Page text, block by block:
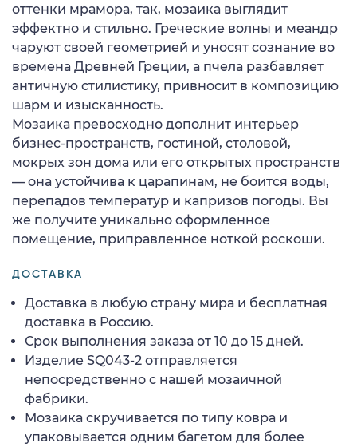
оттенки мрамора, так, мозаика выглядит
эффектно и стильно. Греческие волны и меандр
чаруют своей геометрией и уносят сознание во
времена Древней Греции, а пчела разбавляет
античную стилистику, привносит в композицию
шарм и изысканность.
Мозаика превосходно дополнит интерьер
бизнес-пространств, гостиной, столовой,
мокрых зон дома или его открытых пространств
— она устойчива к царапинам, не боится воды,
перепадов температур и капризов погоды. Вы
же получите уникально оформленное
помещение, приправленное ноткой роскоши.
ДОСТАВКА
Доставка в любую страну мира и бесплатная
доставка в Россию.
Срок выполнения заказа от 10 до 15 дней.
Изделие SQ043-2 отправляется
непосредственно с нашей мозаичной
фабрики.
Мозаика скручивается по типу ковра и
упаковывается одним багетом для более